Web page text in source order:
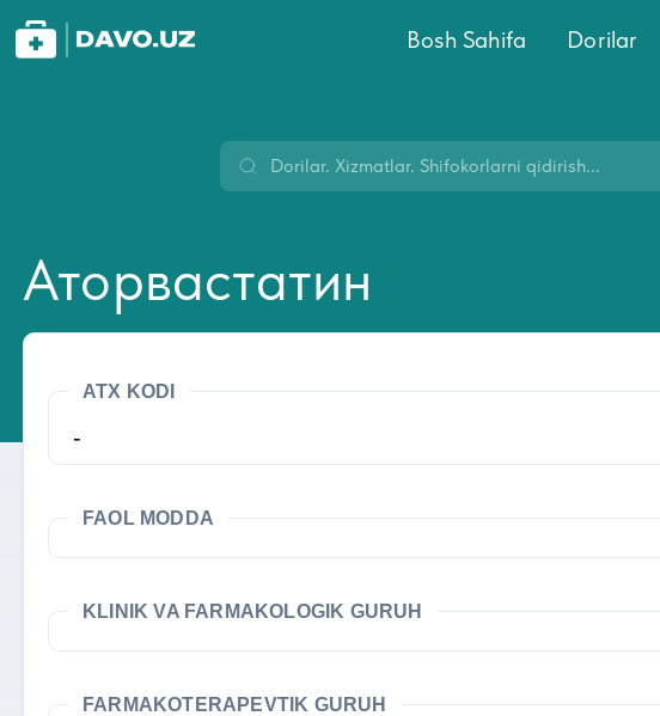
Bosh Sahifa Dorilar
Аторвастатин
ATX KODI
-
FAOL MODDA
KLINIK VA FARMAKOLOGIK GURUH
FARMAKOTERAPEVTIK GURUH